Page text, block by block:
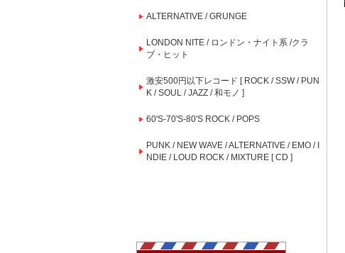
ALTERNATIVE / GRUNGE
LONDON NITE / ロンドン・ナイト系 /クラ
ブ・ヒット
激安500円以下レコード [ ROCK / SSW / PUN
K / SOUL / JAZZ / 和モノ ]
60'S-70'S-80'S ROCK / POPS
PUNK / NEW WAVE / ALTERNATIVE / EMO / I
NDIE / LOUD ROCK / MIXTURE [ CD ]